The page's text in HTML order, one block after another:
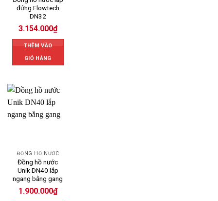
đứng Flowtech
DN32
3.154.000₫
THÊM VÀO
GIỎ HÀNG
ĐỒNG HỒ NƯỚC
Đồng hồ nước
Unik DN40 lắp
ngang bằng gang
1.900.000₫